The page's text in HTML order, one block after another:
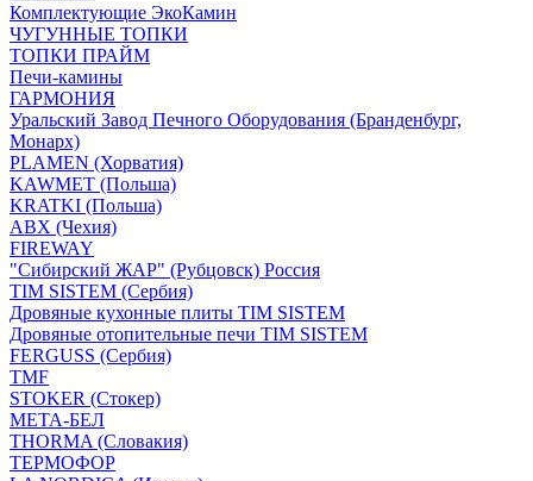
Комплектующие ЭкоКамин
ЧУГУННЫЕ ТОПКИ
ТОПКИ ПРАЙМ
Печи-камины
ГАРМОНИЯ
Уральский Завод Печного Оборудования (Бранденбург,
Монарх)
PLAMEN (Хорватия)
KAWMET (Польша)
KRATKI (Польша)
ABX (Чехия)
FIREWAY
"Сибирский ЖАР" (Рубцовск) Россия
TIM SISTEM (Сербия)
Дровяные кухонные плиты TIM SISTEM
Дровяные отопительные печи TIM SISTEM
FERGUSS (Сербия)
TMF
STOKER (Стокер)
МЕТА-БЕЛ
THORMA (Словакия)
ТЕРМОФОР